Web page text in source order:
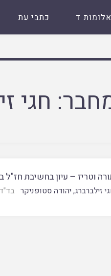
אלומות ד כתבי עת
חגי
וטריז – עיון בחשיבת חז"ל
זילברברג,יהודה סטופניקר בד"ד 28